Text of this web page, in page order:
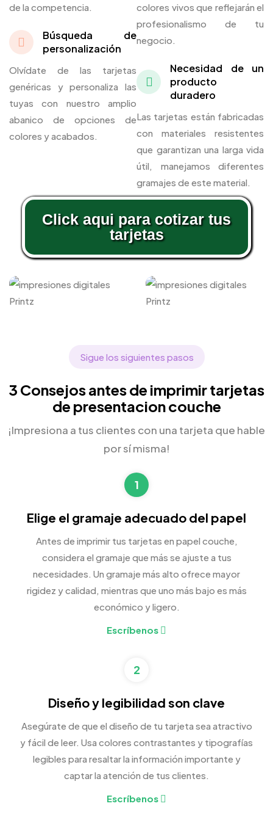
de la competencia.
Búsqueda de
personalización
Olvídate de las tarjetas
genéricas y personaliza las
tuyas con nuestro amplio
abanico de opciones de
colores y acabados.
colores vivos que reflejarán el
profesionalismo de tu
negocio.
Necesidad de un
producto
duradero
Las tarjetas están fabricadas
con materiales resistentes
que garantizan una larga vida
útil, manejamos diferentes
gramajes de este material.
Click aqui para cotizar tus
tarjetas
Sigue los siguientes pasos
3 Consejos antes de imprimir tarjetas
de presentacion couche
¡Impresiona a tus clientes con una tarjeta que hable
por sí misma!
1
Elige el gramaje adecuado del papel
Antes de imprimir tus tarjetas en papel couche,
considera el gramaje que más se ajuste a tus
necesidades. Un gramaje más alto ofrece mayor
rigidez y calidad, mientras que uno más bajo es más
económico y ligero.
Escríbenos
2
Diseño y legibilidad son clave
Asegúrate de que el diseño de tu tarjeta sea atractivo
y fácil de leer. Usa colores contrastantes y tipografías
legibles para resaltar la información importante y
captar la atención de tus clientes.
Escríbenos